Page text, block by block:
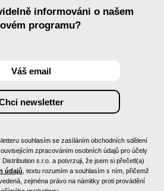
informováni o našem
programu?
souhlasím se zasíláním obchodních sdělení
zpracováním osobních údajů pro účely
s.r.o. a potvrzuji, že jsem si přečetl(a)
údajů , textu rozumím a souhlasím s ním, přičemž
zejména právo na námitky proti provádění